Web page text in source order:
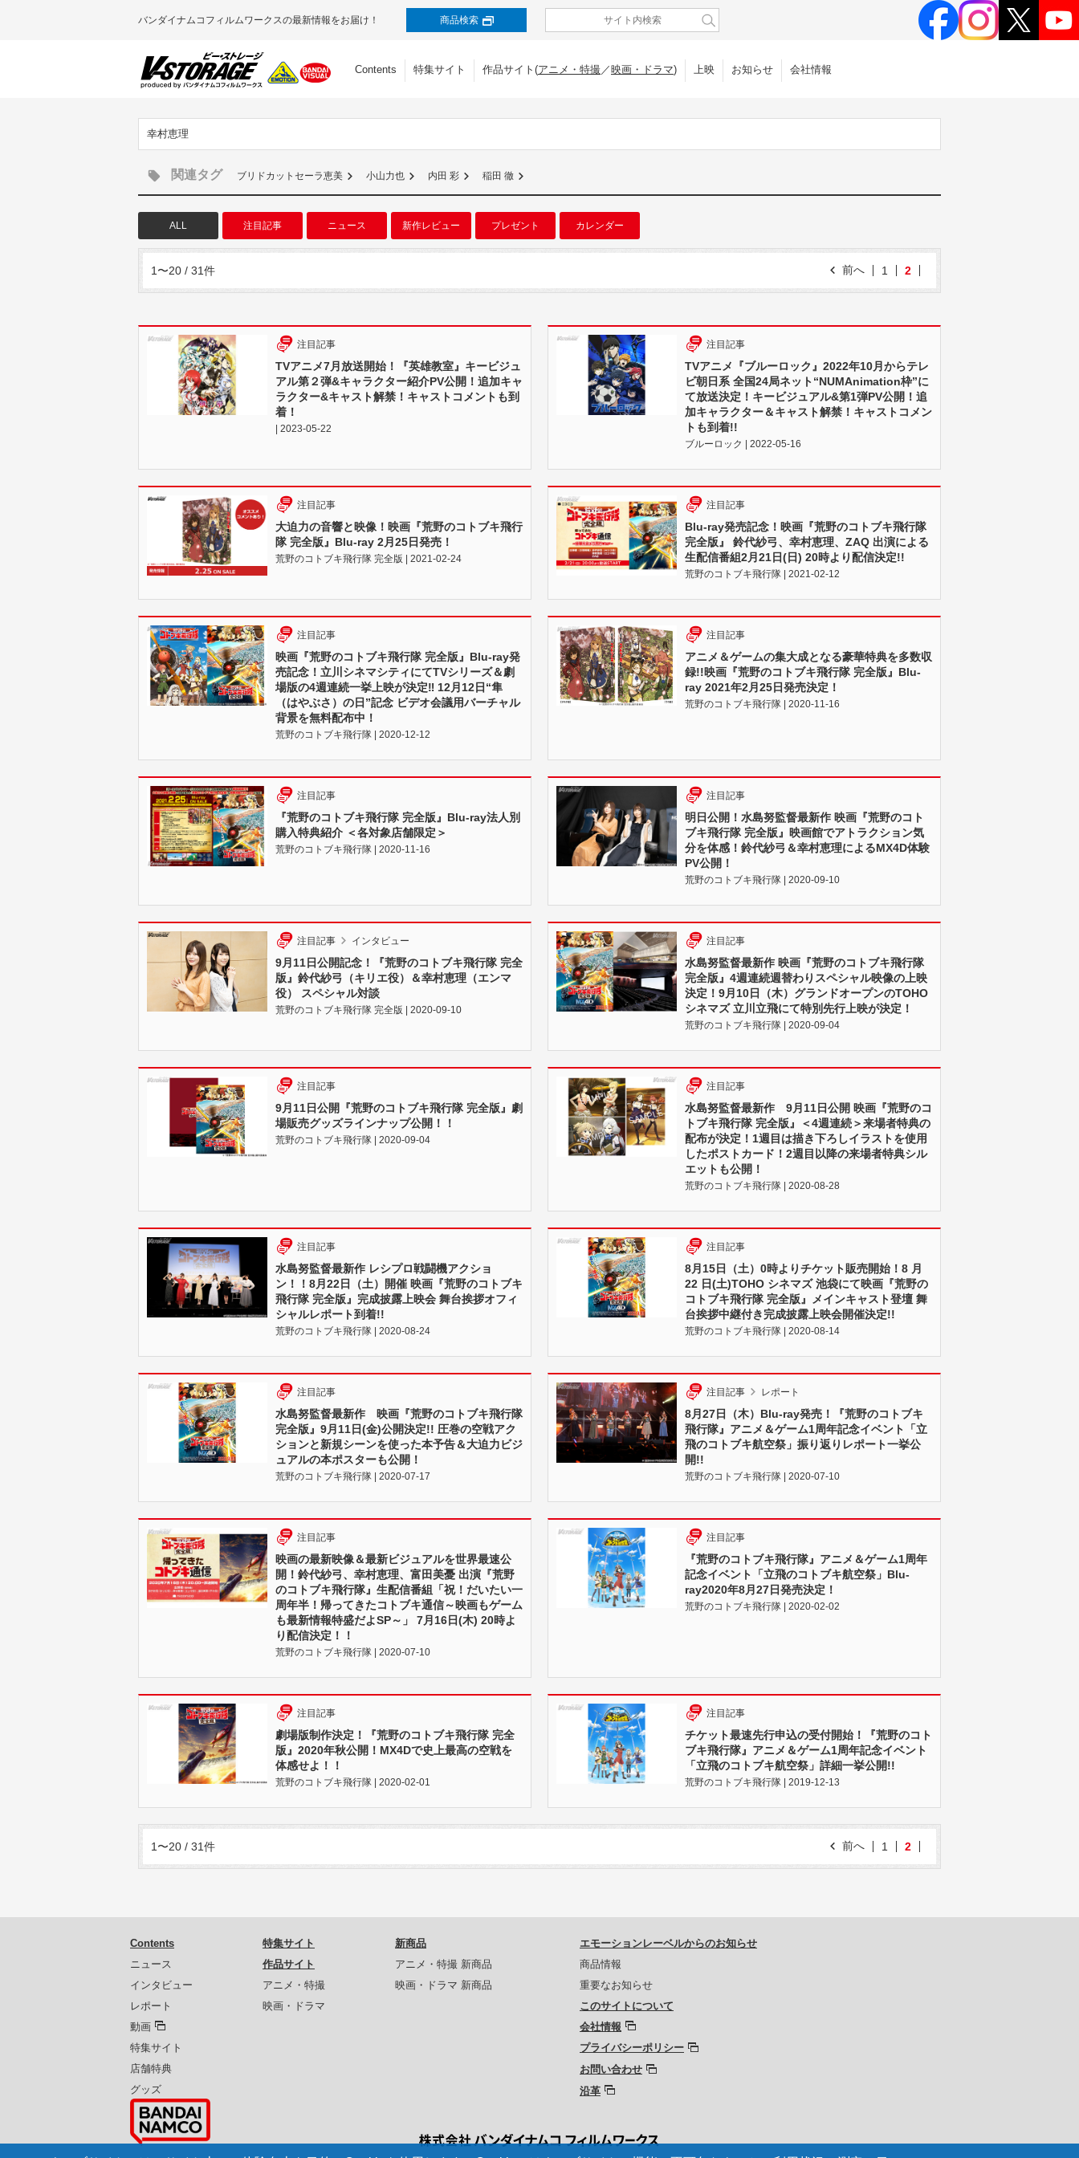
バンダイナムコフィルムワークスの最新情報をお届け！ 商品検索
Contents 特集サイト 作品サイト(アニメ・特撮／映画・ドラマ) 上映 お知らせ 会社情報
幸村恵理
関連タグ ブリドカットセーラ恵美 小山力也 内田 彩 稲田 徹
ALL 注目記事 ニュース 新作レビュー プレゼント カレンダー
1〜20 / 31件 前へ 1 2
注目記事
TVアニメ7月放送開始！『英雄教室』キービジュ
アル第２弾&キャラクター紹介PV公開！追加キャ
ラクター&キャスト解禁！キャストコメントも到
着！
| 2023-05-22
注目記事
TVアニメ『ブルーロック』2022年10月からテレ
ビ朝日系 全国24局ネット“NUMAnimation枠”に
て放送決定！キービジュアル&第1弾PV公開！追
加キャラクター＆キャスト解禁！キャストコメン
トも到着!!
ブルーロック | 2022-05-16
注目記事
大迫力の音響と映像！映画『荒野のコトブキ飛行
隊 完全版』Blu-ray 2月25日発売！
荒野のコトブキ飛行隊 完全版 | 2021-02-24
注目記事
Blu-ray発売記念！映画『荒野のコトブキ飛行隊
完全版』 鈴代紗弓、幸村恵理、ZAQ 出演による
生配信番組2月21日(日) 20時より配信決定!!
荒野のコトブキ飛行隊 | 2021-02-12
注目記事
映画『荒野のコトブキ飛行隊 完全版』Blu-ray発
売記念！立川シネマシティにてTVシリーズ＆劇
場版の4週連続一挙上映が決定‼ 12月12日“隼
（はやぶさ）の日”記念 ビデオ会議用バーチャル
背景を無料配布中！
荒野のコトブキ飛行隊 | 2020-12-12
注目記事
アニメ＆ゲームの集大成となる豪華特典を多数収
録!!映画『荒野のコトブキ飛行隊 完全版』Blu-
ray 2021年2月25日発売決定！
荒野のコトブキ飛行隊 | 2020-11-16
注目記事
『荒野のコトブキ飛行隊 完全版』Blu-ray法人別
購入特典紹介 ＜各対象店舗限定＞
荒野のコトブキ飛行隊 | 2020-11-16
注目記事
明日公開！水島努監督最新作 映画『荒野のコト
ブキ飛行隊 完全版』映画館でアトラクション気
分を体感！鈴代紗弓＆幸村恵理によるMX4D体験
PV公開！
荒野のコトブキ飛行隊 | 2020-09-10
注目記事 インタビュー
9月11日公開記念！『荒野のコトブキ飛行隊 完全
版』鈴代紗弓（キリエ役）＆幸村恵理（エンマ
役） スペシャル対談
荒野のコトブキ飛行隊 完全版 | 2020-09-10
注目記事
水島努監督最新作 映画『荒野のコトブキ飛行隊
完全版』4週連続週替わりスペシャル映像の上映
決定！9月10日（木）グランドオープンのTOHO
シネマズ 立川立飛にて特別先行上映が決定！
荒野のコトブキ飛行隊 | 2020-09-04
注目記事
9月11日公開『荒野のコトブキ飛行隊 完全版』劇
場販売グッズラインナップ公開！！
荒野のコトブキ飛行隊 | 2020-09-04
注目記事
水島努監督最新作 9月11日公開 映画『荒野のコ
トブキ飛行隊 完全版』＜4週連続＞来場者特典の
配布が決定！1週目は描き下ろしイラストを使用
したポストカード！2週目以降の来場者特典シル
エットも公開！
荒野のコトブキ飛行隊 | 2020-08-28
注目記事
水島努監督最新作 レシプロ戦闘機アクショ
ン！！8月22日（土）開催 映画『荒野のコトブキ
飛行隊 完全版』完成披露上映会 舞台挨拶オフィ
シャルレポート到着!!
荒野のコトブキ飛行隊 | 2020-08-24
注目記事
8月15日（土）0時よりチケット販売開始！8 月
22 日(土)TOHO シネマズ 池袋にて映画『荒野の
コトブキ飛行隊 完全版』メインキャスト登壇 舞
台挨拶中継付き完成披露上映会開催決定!!
荒野のコトブキ飛行隊 | 2020-08-14
注目記事
水島努監督最新作 映画『荒野のコトブキ飛行隊
完全版』9月11日(金)公開決定!! 圧巻の空戦アク
ションと新規シーンを使った本予告＆大迫力ビジ
ュアルの本ポスターも公開！
荒野のコトブキ飛行隊 | 2020-07-17
注目記事 レポート
8月27日（木）Blu-ray発売！『荒野のコトブキ
飛行隊』アニメ＆ゲーム1周年記念イベント「立
飛のコトブキ航空祭」振り返りレポート一挙公
開!!
荒野のコトブキ飛行隊 | 2020-07-10
注目記事
映画の最新映像＆最新ビジュアルを世界最速公
開！鈴代紗弓、幸村恵理、富田美憂 出演『荒野
のコトブキ飛行隊』生配信番組「祝！だいたい一
周年半！帰ってきたコトブキ通信～映画もゲーム
も最新情報特盛だよSP～」 7月16日(木) 20時よ
り配信決定！！
荒野のコトブキ飛行隊 | 2020-07-10
注目記事
『荒野のコトブキ飛行隊』アニメ＆ゲーム1周年
記念イベント「立飛のコトブキ航空祭」Blu-
ray2020年8月27日発売決定！
荒野のコトブキ飛行隊 | 2020-02-02
注目記事
劇場版制作決定！『荒野のコトブキ飛行隊 完全
版』2020年秋公開！MX4Dで史上最高の空戦を
体感せよ！！
荒野のコトブキ飛行隊 | 2020-02-01
注目記事
チケット最速先行申込の受付開始！『荒野のコト
ブキ飛行隊』アニメ＆ゲーム1周年記念イベント
「立飛のコトブキ航空祭」詳細一挙公開!!
荒野のコトブキ飛行隊 | 2019-12-13
1〜20 / 31件 前へ 1 2
Contents
ニュース
インタビュー
レポート
動画
特集サイト
店舗特典
グッズ
特集サイト
作品サイト
アニメ・特撮
映画・ドラマ
新商品
アニメ・特撮 新商品
映画・ドラマ 新商品
エモーションレーベルからのお知らせ
商品情報
重要なお知らせ
このサイトについて
会社情報
プライバシーポリシー
お問い合わせ
沿革